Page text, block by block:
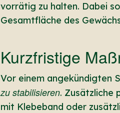
vorrätig zu halten. Dabei
Gesamtfläche des
Kurzfristige
Vor einem angekündigten
zu stabilisieren. Zusätzliche
mit Klebeband oder